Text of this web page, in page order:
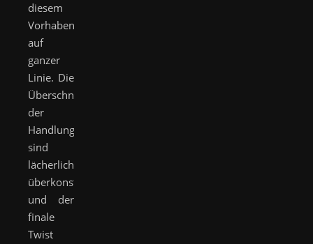
diesem
Vorhaben
auf
ganzer
Linie. Die
Überschneidungen
der
Handlungsstränge
sind
lächerlich
überkonstruiert
und der
finale
Twist